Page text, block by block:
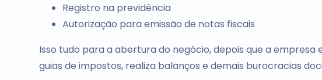
Registro na previdência
Autorização para emissão de notas fiscais
Isso tudo para a abertura do negócio, depois que a
guias de impostos, realiza balanços e demais burocracias